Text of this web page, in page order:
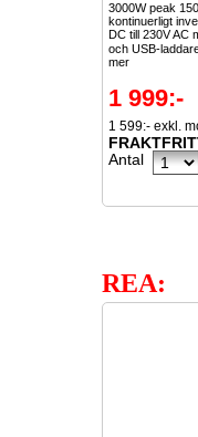
3000W peak
kontinuerligt
DC till 230V AC
och USB-
mer
1 999:-
1 599:- exkl.
Antal
REA: